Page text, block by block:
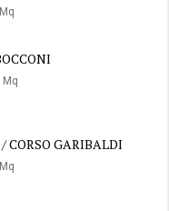
Mq
CORSO GARIBALDI